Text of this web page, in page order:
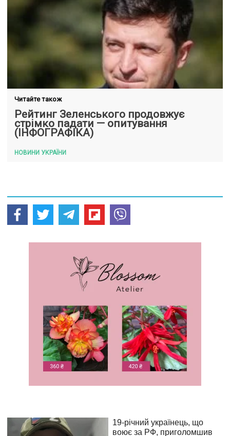
Читайте також
Рейтинг Зеленського продовжує
стрімко падати — опитування
(ІНФОГРАФІКА)
НОВИНИ УКРАЇНИ